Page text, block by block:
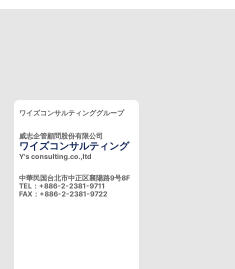
ワイズコンサルティンググループ
威志企管顧問股份有限公司
ワイズコンサルティング
Y's consulting.co.,ltd
中華民国台北市中正区襄陽路9号8F
TEL：+886-2-2381-9711
FAX：+886-2-2381-9722